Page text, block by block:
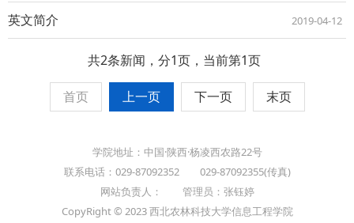
英文简介 2019-04-12
共2条新闻，分1页，当前第1页
首页 上一页 下一页 末页
学院地址：中国·陕西·杨凌西农路22号
联系电话：029-87092352 029-87092355(传真)
网站负责人： 管理员：张钰婷
CopyRight © 2023 西北农林科技大学信息工程学院